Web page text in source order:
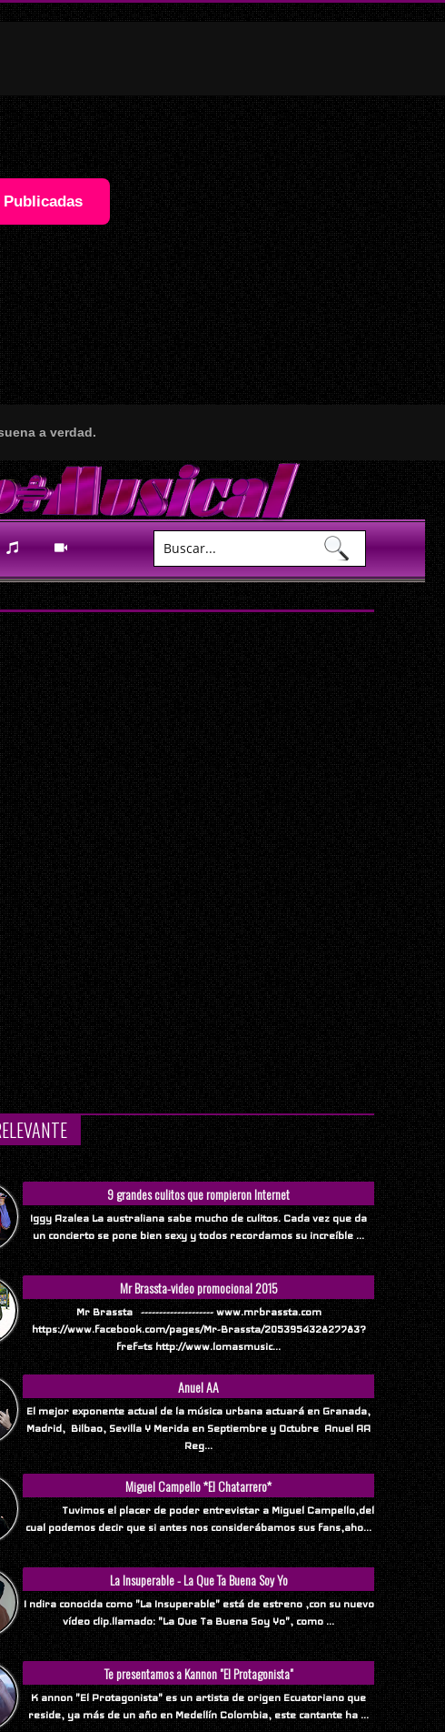
a verdad.
9 grandes culitos que rompieron Internet
Iggy Azalea La australiana sabe mucho de culitos. Cada vez que da
un concierto se pone bien sexy y todos recordamos su increíble ...
Mr Brassta-video promocional 2015
Mr Brassta -------------------- www.mrbrassta.com
https://www.facebook.com/pages/Mr-Brassta/205395432827783?
fref=ts http://www.lomasmusic...
Anuel AA
El mejor exponente actual de la música urbana actuará en Granada,
Madrid, Bilbao, Sevilla Y Merida en Septiembre y Octubre Anuel AA
Reg...
Miguel Campello *El Chatarrero*
Tuvimos el placer de poder entrevistar a Miguel Campello,del
cual podemos decir que si antes nos considerábamos sus fans,aho...
La Insuperable - La Que Ta Buena Soy Yo
I ndira conocida como "La Insuperable" está de estreno ,con su nuevo
vídeo clip.llamado: "La Que Ta Buena Soy Yo", como ...
Te presentamos a Kannon "El Protagonista"
K annon "El Protagonista" es un artista de origen Ecuatoriano que
reside, ya más de un año en Medellín Colombia, este cantante ha ...